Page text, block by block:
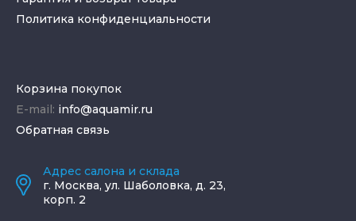
Политика конфиденциальности
Корзина покупок
E-mail: info@aquamir.ru
Обратная связь
Адрес салона и склада
г. Москва, ул. Шаболовка, д. 23,
корп. 2